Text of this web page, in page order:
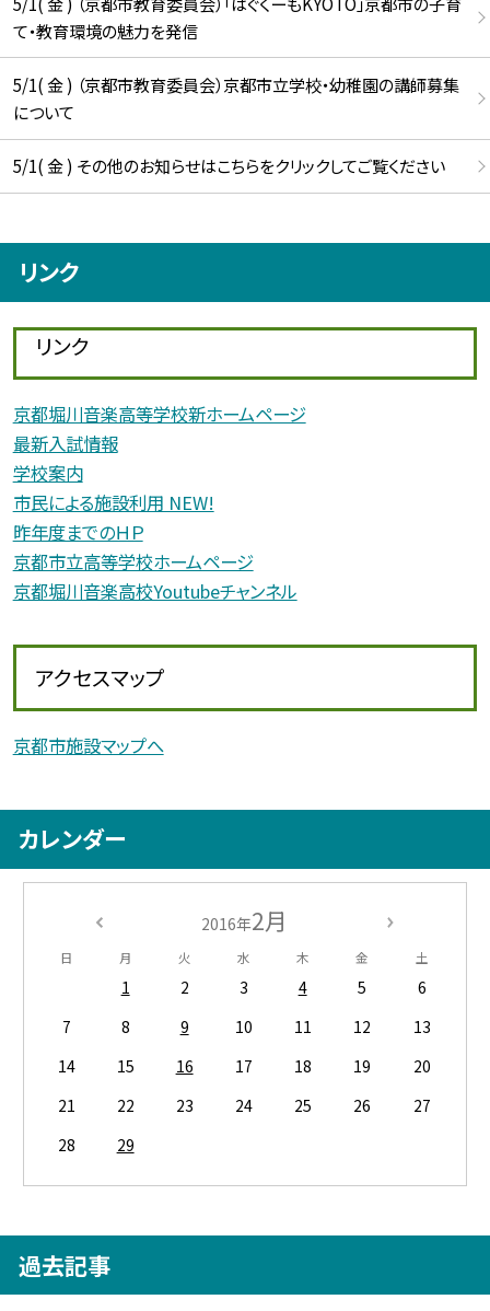
て・教育環境の魅力を発信
5/1( 金 ) （京都市教育委員会）京都市立学校・幼稚園の講師募集
について
5/1( 金 ) その他のお知らせはこちらをクリックしてご覧ください
リンク
リンク
京都堀川音楽高等学校新ホームページ
最新入試情報
学校案内
市民による施設利用 NEW!
昨年度までのＨＰ
京都市立高等学校ホームページ
京都堀川音楽高校Youtubeチャンネル
アクセスマップ
京都市施設マップへ
カレンダー
2016年2月
日 月 火 水 木 金 土
1 2 3 4 5
6
7
8 9 10 11 12
13
14
15 16 17 18 19
20
21
22 23 24 25 26
27
28
29
過去記事